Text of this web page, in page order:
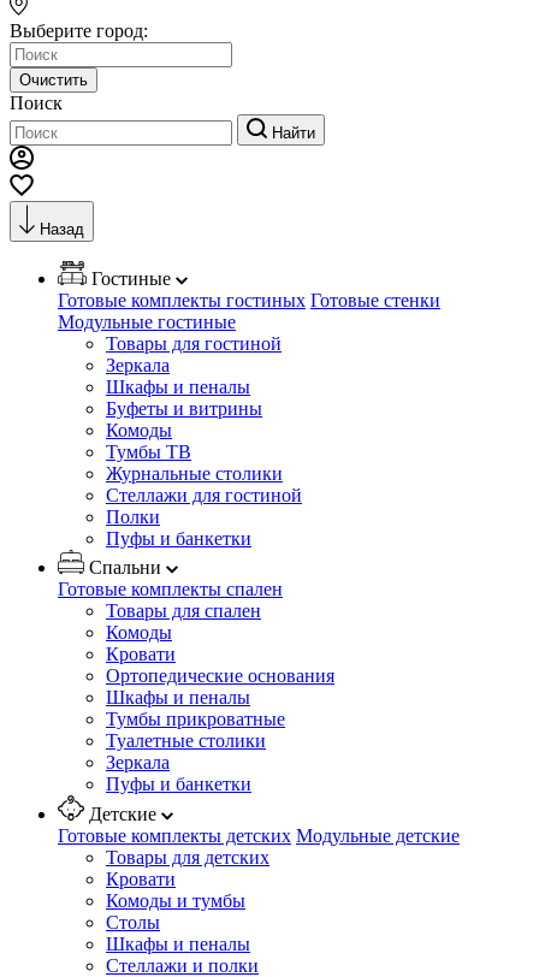
Выберите город:
Очистить
Поиск
Найти
Назад
Гостиные
Готовые комплекты гостиных Готовые стенки
Модульные гостиные
Товары для гостиной
Зеркала
Шкафы и пеналы
Буфеты и витрины
Комоды
Тумбы ТВ
Журнальные столики
Стеллажи для гостиной
Полки
Пуфы и банкетки
Спальни
Готовые комплекты спален
Товары для спален
Комоды
Кровати
Ортопедические основания
Шкафы и пеналы
Тумбы прикроватные
Туалетные столики
Зеркала
Пуфы и банкетки
Детские
Готовые комплекты детских Модульные детские
Товары для детских
Кровати
Комоды и тумбы
Столы
Шкафы и пеналы
Стеллажи и полки